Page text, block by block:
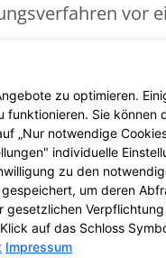
vor
des Zentrums
zu optimieren.
funktionieren. Sie können
„Nur notwendige
individuelle
zu den
um deren
auf das Schloss
Impressum